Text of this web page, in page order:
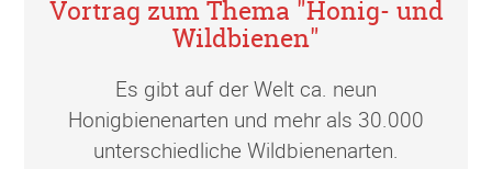
Vortrag zum Thema "Honig- und
Wildbienen"
Es gibt auf der Welt ca. neun
Honigbienenarten und mehr als 30.000
unterschiedliche Wildbienenarten.